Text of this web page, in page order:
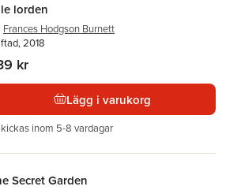
lorden
Frances Hodgson Burnett
2018
kr
Lägg i varukorg
inom 5-8 vardagar
Secret Garden